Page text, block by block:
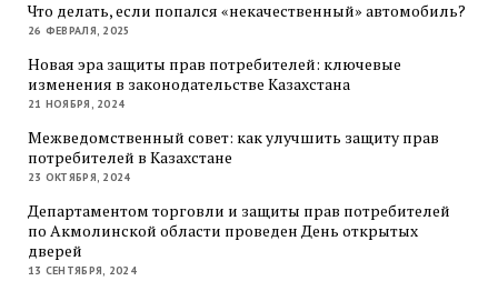
Что делать, если попался «некачественный» автомобиль?
26 ФЕВРАЛЯ, 2025
Новая эра защиты прав потребителей: ключевые
изменения в законодательстве Казахстана
21 НОЯБРЯ, 2024
Межведомственный совет: как улучшить защиту прав
потребителей в Казахстане
23 ОКТЯБРЯ, 2024
Департаментом торговли и защиты прав потребителей
по Акмолинской области проведен День открытых
дверей
13 СЕНТЯБРЯ, 2024